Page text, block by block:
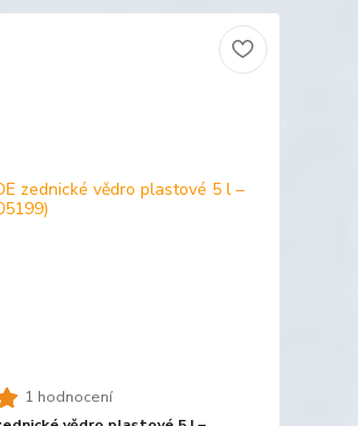
1 hodnocení